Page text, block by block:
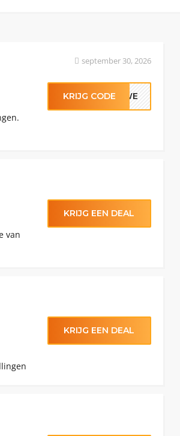
september 30, 2026
KRIJG CODELDWE
van
KRIJG EEN DEAL
KRIJG EEN DEAL